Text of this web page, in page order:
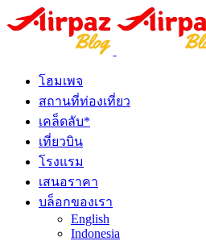
โฮมเพจ
สถานที่ท่องเที่ยว
เคล็ดลับ*
เที่ยวบิน
โรงแรม
เสนอราคา
บล็อกของเรา
English
Indonesia